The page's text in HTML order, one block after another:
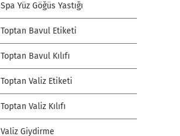
Spa Yüz Göğüs Yastığı
Toptan Bavul Etiketi
Toptan Bavul Kılıfı
Toptan Valiz Etiketi
Toptan Valiz Kılıfı
Valiz Giydirme